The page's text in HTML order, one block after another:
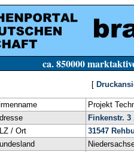
Firmen in
[
Projekt
Finkenstr. 3
/ Ort
31547